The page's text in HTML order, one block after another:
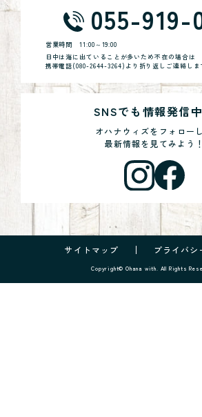
055-919-
営業時間11:00～19:00
日中は海に出ていることが多いため不在の場合は
携帯電話(080-2644-3264)より折り返しご連絡しま
SNSでも情報発信中
オハナウィズをフォロー
最新情報を見てみよう！
サイトマップ プライバシ
Copyright© Ohana with. All Rights